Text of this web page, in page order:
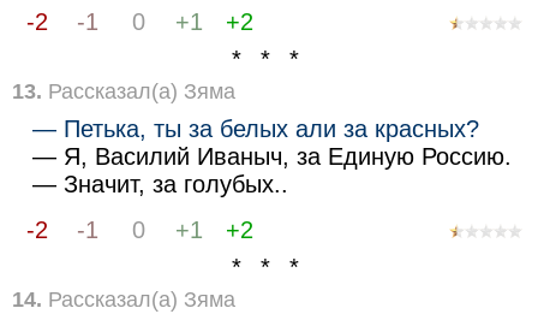
-2
-1 0 +1
+2
* * *
13. Рассказал(а) Зяма
— Петька, ты за белых али за красных?
— Я, Василий Иваныч, за Единую Россию.
— Значит, за голубых..
-2
-1 0 +1
+2
* * *
14. Рассказал(а) Зяма